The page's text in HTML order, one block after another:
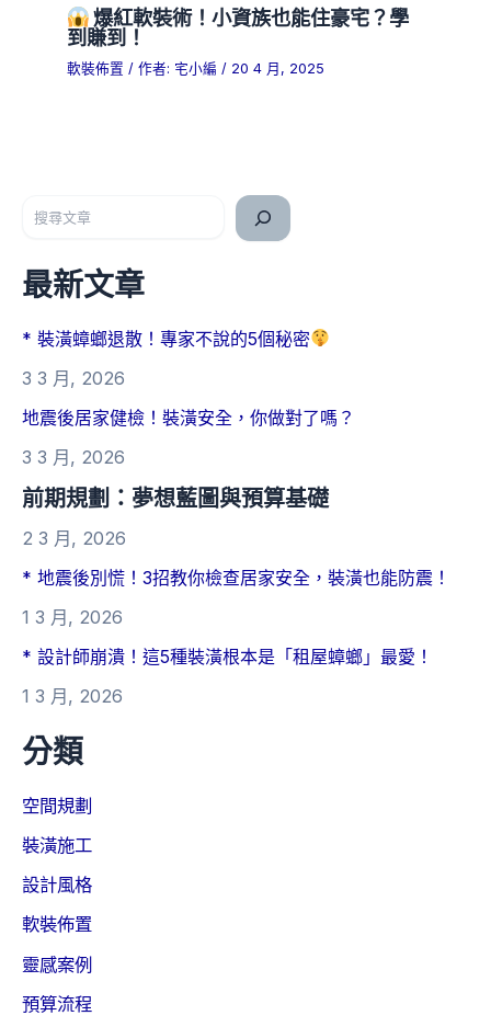
爆紅軟裝術！小資族也能住豪宅？學
到賺到！
軟裝佈置 / 作者: 宅小編 / 20 4 月, 2025
最新文章
* 裝潢蟑螂退散！專家不說的5個秘密
3 3 月, 2026
地震後居家健檢！裝潢安全，你做對了嗎？
3 3 月, 2026
前期規劃：夢想藍圖與預算基礎
2 3 月, 2026
* 地震後別慌！3招教你檢查居家安全，裝潢也能防震！
1 3 月, 2026
* 設計師崩潰！這5種裝潢根本是「租屋蟑螂」最愛！
1 3 月, 2026
分類
空間規劃
裝潢施工
設計風格
軟裝佈置
靈感案例
預算流程